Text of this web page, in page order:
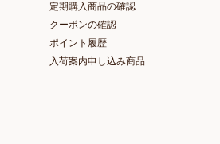
定期購入商品の確認
クーポンの確認
ポイント履歴
入荷案内申し込み商品